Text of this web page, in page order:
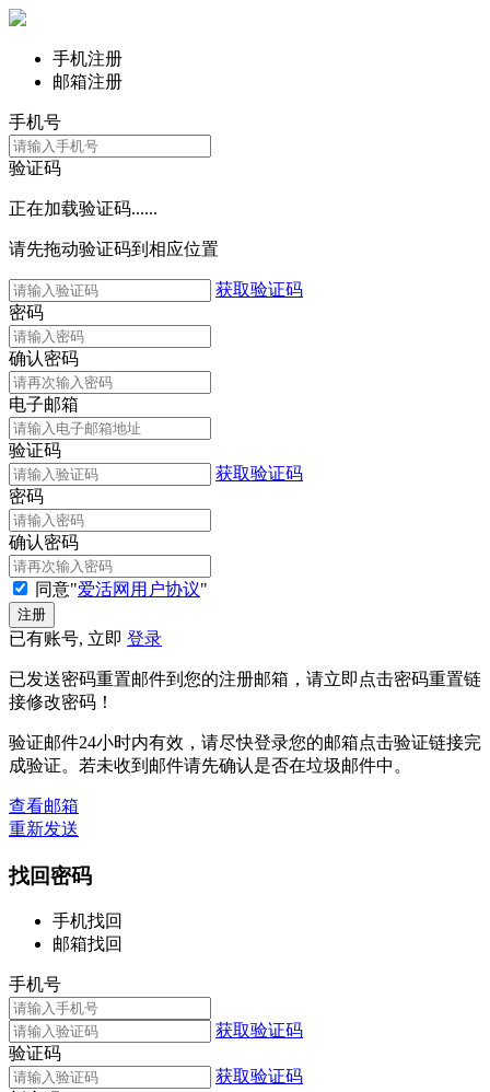
手机注册
邮箱注册
手机号
验证码
正在加载验证码......
请先拖动验证码到相应位置
获取验证码
密码
确认密码
电子邮箱
验证码
获取验证码
密码
确认密码
同意"爱活网用户协议"
已有账号, 立即 登录
已发送密码重置邮件到您的注册邮箱，请立即点击密码重置链
接修改密码！
验证邮件24小时内有效，请尽快登录您的邮箱点击验证链接完
成验证。若未收到邮件请先确认是否在垃圾邮件中。
查看邮箱
重新发送
找回密码
手机找回
邮箱找回
手机号
获取验证码
验证码
获取验证码